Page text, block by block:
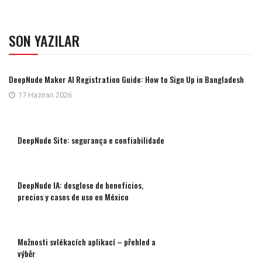
SON YAZILAR
DeepNude Maker AI Registration Guide: How to Sign Up in Bangladesh
17 Haziran 2026
DeepNude Site: segurança e confiabilidade
DeepNude IA: desglose de beneficios,
precios y casos de uso en México
Možnosti svlékacích aplikací – přehled a
výběr